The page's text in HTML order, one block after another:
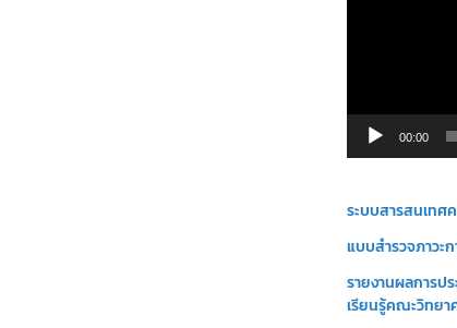
ล์
ดี
โ
00:00
ระบบสารสนเทศ
แบบสำรวจภาวะ
รายงานผลการป
เรียนรู้คณะวิทยา